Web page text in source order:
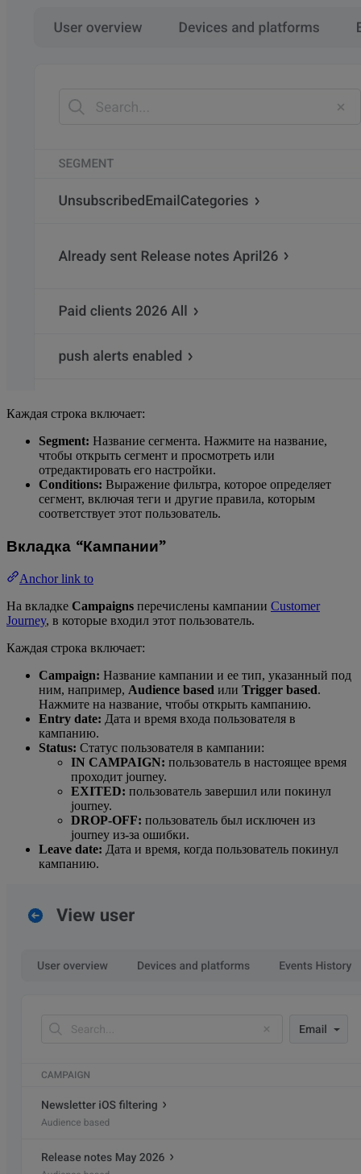
Каждая строка включает:
Segment: Название сегмента. Нажмите на название,
чтобы открыть сегмент и просмотреть или
отредактировать его настройки.
Conditions: Выражение фильтра, которое определяет
сегмент, включая теги и другие правила, которым
соответствует этот пользователь.
Вкладка “Кампании”
Anchor link to
На вкладке Campaigns перечислены кампании Customer
Journey, в которые входил этот пользователь.
Каждая строка включает:
Campaign: Название кампании и ее тип, указанный под
ним, например, Audience based или Trigger based.
Нажмите на название, чтобы открыть кампанию.
Entry date: Дата и время входа пользователя в
кампанию.
Status: Статус пользователя в кампании:
IN CAMPAIGN: пользователь в настоящее время
проходит journey.
EXITED: пользователь завершил или покинул
journey.
DROP-OFF: пользователь был исключен из
journey из-за ошибки.
Leave date: Дата и время, когда пользователь покинул
кампанию.